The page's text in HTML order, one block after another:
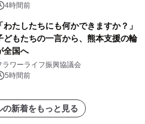
4時間前
「わたしたちにも何かできますか？」
どもたちの一言から、熊本支援の輪
全国へ
ラワーライフ振興協議会
5時間前
の新着をもっと見る